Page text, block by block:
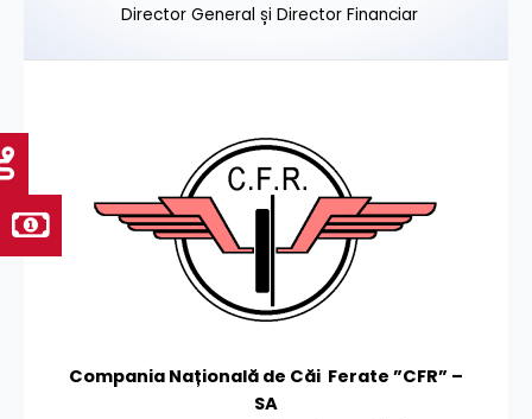
Director General și Director Financiar
Compania Națională de Căi Ferate ”CFR” –
SA